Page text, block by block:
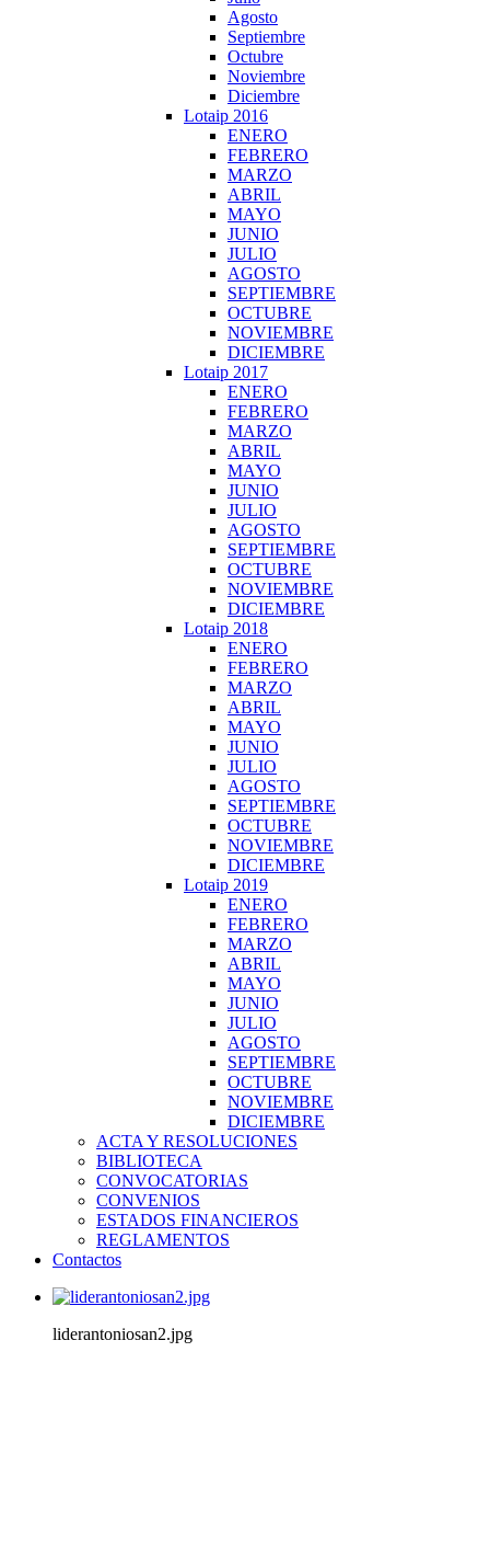
Agosto
Septiembre
Octubre
Noviembre
Diciembre
Lotaip 2016
ENERO
FEBRERO
MARZO
ABRIL
MAYO
JUNIO
JULIO
AGOSTO
SEPTIEMBRE
OCTUBRE
NOVIEMBRE
DICIEMBRE
Lotaip 2017
ENERO
FEBRERO
MARZO
ABRIL
MAYO
JUNIO
JULIO
AGOSTO
SEPTIEMBRE
OCTUBRE
NOVIEMBRE
DICIEMBRE
Lotaip 2018
ENERO
FEBRERO
MARZO
ABRIL
MAYO
JUNIO
JULIO
AGOSTO
SEPTIEMBRE
OCTUBRE
NOVIEMBRE
DICIEMBRE
Lotaip 2019
ENERO
FEBRERO
MARZO
ABRIL
MAYO
JUNIO
JULIO
AGOSTO
SEPTIEMBRE
OCTUBRE
NOVIEMBRE
DICIEMBRE
ACTA Y RESOLUCIONES
BIBLIOTECA
CONVOCATORIAS
CONVENIOS
ESTADOS FINANCIEROS
REGLAMENTOS
Contactos
liderantoniosan2.jpg